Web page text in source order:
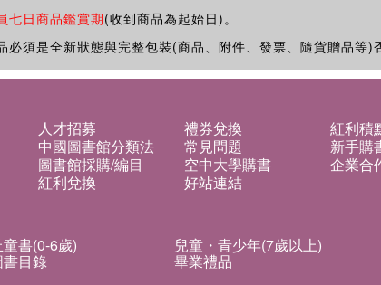
七日商品鑑賞期(收到商品為起始日)。
須是全新狀態與完整包裝(商品、附件、發票、隨貨贈品等)
人才招募 禮券兌換
紅利積
中國圖書館分類法 常見問題
新手購
圖書館採購/編目 空中大學購書
企業合
紅利兌換 好站連結
書(0-6歲) 兒童・青少年(7歲以上)
目錄 畢業禮品